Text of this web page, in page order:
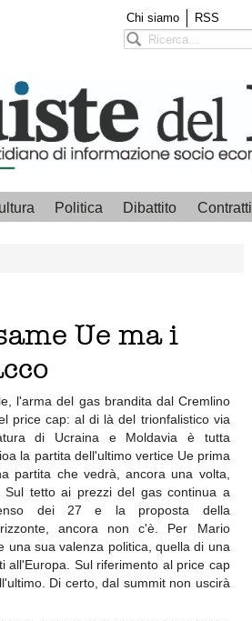
Chi siamo RSS
Politica Dibattito Contratti
Ue ma i
l'arma del gas brandita dal Cremlino
price cap: al di là del trionfalistico via
di Ucraina e Moldavia è tutta
la partita dell'ultimo vertice Ue prima
partita che vedrà, ancora una volta,
Sul tetto ai prezzi del gas continua a
dei 27 e la proposta della
ancora non c'è. Per Mario
una sua valenza politica, quella di una
all'Europa. Sul riferimento al price cap
Di certo, dal summit non uscirà